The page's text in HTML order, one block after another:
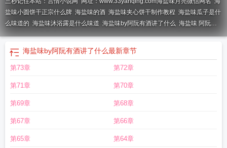
盐味小圆饼干正宗什么牌 海盐味的酒 海盐味夹心饼干制作教程 海盐味瓜子是什
么味道的 海盐味沐浴露是什么味道 海盐味by阿阮有酒讲了什么 海盐味 阿阮有
酒海盐味饼干是咸的吗海盐味阿阮有酒海盐味冰淇淋海盐味番外海盐味麦片
糖尿病人能吃吗
海盐味瓜子好吃吗 海盐味暗恋
盐味苏打水
海盐味香水有哪些牌子
语怎么说
海盐味麦片为何要尽量少吃
阿阮有酒讲的什么
海盐味甜品
巧克力好吃吗
海盐味的小兔纸
by海盐味柠檬糖 海盐味by阿阮有酒免费阅读海盐味蛋糕好吃吗
什么味道
海盐味燕麦片糖尿病人能吃吗
海盐味by阿阮有酒讲了什么最新章节
第73章 第72章
第71章 第70章
第69章 第68章
第67章 第66章
第65章 第64章